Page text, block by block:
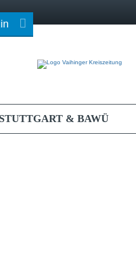
STUTTGART & BAWÜ